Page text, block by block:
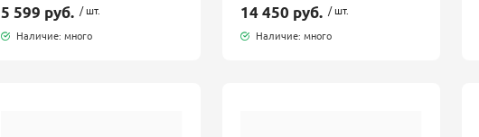
5 599 руб. / шт.
Наличие: много
14 450 руб. / шт.
Наличие: много